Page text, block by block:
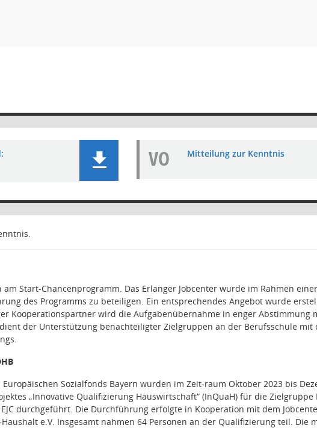
VO Mitteilung zur Kenntnis
Start-Chancenprogramm. Das Erlanger Jobcenter wurde im Rahmen
des Programms zu beteiligen. Ein entsprechendes Angebot wurde
Kooperationspartner wird die Aufgabenübernahme in enger Abstimmung
der Unterstützung benachteiligter Zielgruppen an der Berufsschule mit
Sozialfonds Bayern wurden im Zeit-raum Oktober 2023 bis
„Innovative Qualifizierung Hauswirtschaft“ (InQuaH) für die Zielgruppe
durchgeführt. Die Durchführung erfolgte in Kooperation mit dem
e.V. Insgesamt nahmen 64 Personen an der Qualifizierung teil. Die